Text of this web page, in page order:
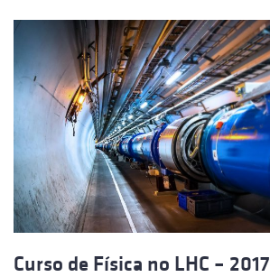
Curso de Física no LHC – 2017